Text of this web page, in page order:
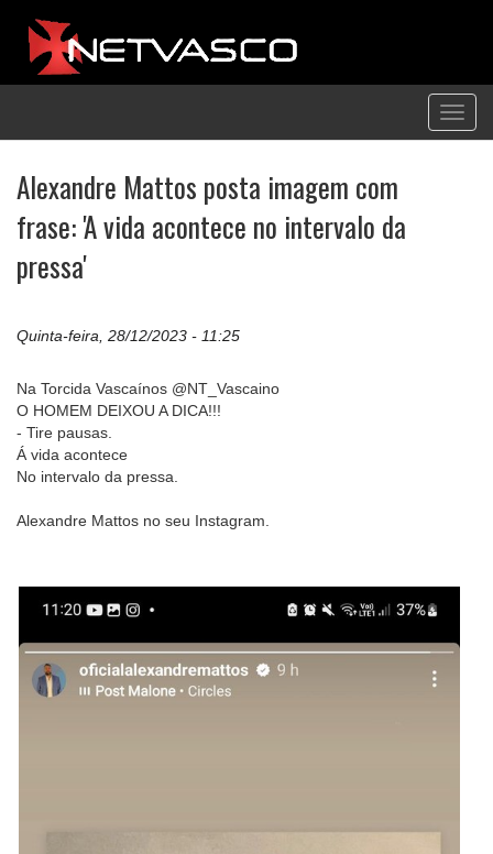
Alexandre Mattos posta imagem com
frase: 'A vida acontece no intervalo da
pressa'
Quinta-feira, 28/12/2023 - 11:25
Na Torcida Vascaínos @NT_Vascaino
O HOMEM DEIXOU A DICA!!!
- Tire pausas.
Á vida acontece
No intervalo da pressa.
Alexandre Mattos no seu Instagram.